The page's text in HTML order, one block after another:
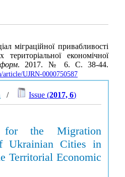
міграційної привабливості
економічної
. 2017. № 6. С. 38-44.
article/UJRN-0000750587
/ Issue (2017, 6)
for the Migration
Ukrainian Cities in
Territorial Economic